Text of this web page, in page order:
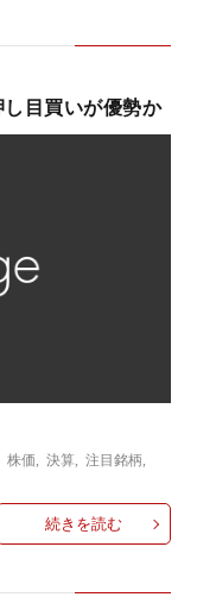
い
合
目買いが優勢か
,株価 ,決算 ,注目銘柄
続きを読む